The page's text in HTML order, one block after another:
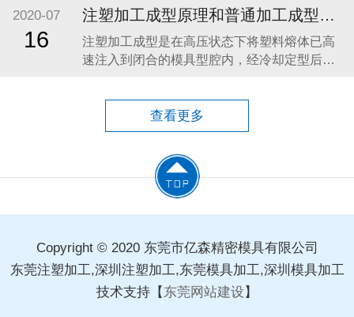
产品外观、结构、功能及使用寿命。因此，选
择一家专业、可靠的塑胶模具制造厂商，是每
一位客户稳步发展的重要保障。 一、塑胶模具
行业发展趋势
2020-07
16
注塑加工成型原理和普通加工成型特点
注塑加工成型是在高压状态下将塑料熔体已高
速注入到闭合的模具型腔内，经冷却定型后得
须已熔融状态注入到注塑模具型腔中，注入的
塑料熔体必须具有足够的压力和流动速度已完
塑料塑化，熔体注
查看更多
Copyright © 2020 东莞市亿森精密模具有限公司
东莞注塑加工,深圳注塑加工,东莞模具加工,深圳模具加工
技术支持【 东莞网站建设 】